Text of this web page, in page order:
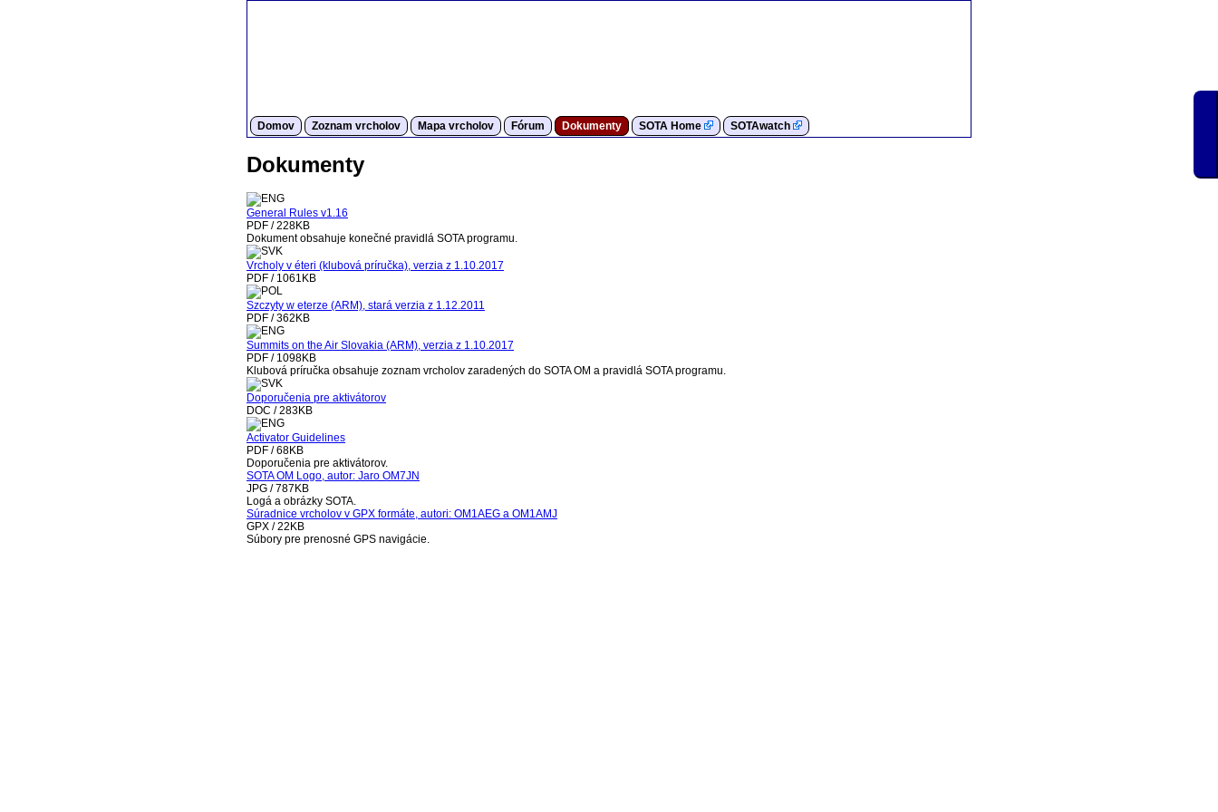
Domov Zoznam vrcholov Mapa vrcholov Fórum Dokumenty SOTA Home SOTAwatch
Dokumenty
General Rules v1.16
PDF / 228KB
Dokument obsahuje konečné pravidlá SOTA programu.
Vrcholy v éteri (klubová príručka), verzia z 1.10.2017
PDF / 1061KB
Szczyty w eterze (ARM), stará verzia z 1.12.2011
PDF / 362KB
Summits on the Air Slovakia (ARM), verzia z 1.10.2017
PDF / 1098KB
Klubová príručka obsahuje zoznam vrcholov zaradených do SOTA OM a pravidlá SOTA programu.
Doporučenia pre aktivátorov
DOC / 283KB
Activator Guidelines
PDF / 68KB
Doporučenia pre aktivátorov.
SOTA OM Logo, autor: Jaro OM7JN
JPG / 787KB
Logá a obrázky SOTA.
Súradnice vrcholov v GPX formáte, autori: OM1AEG a OM1AMJ
GPX / 22KB
Súbory pre prenosné GPS navigácie.